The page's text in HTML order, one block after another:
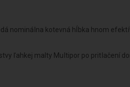
nominálna kotevná hĺbka hnom
ľahkej malty Multipor po pritlačení